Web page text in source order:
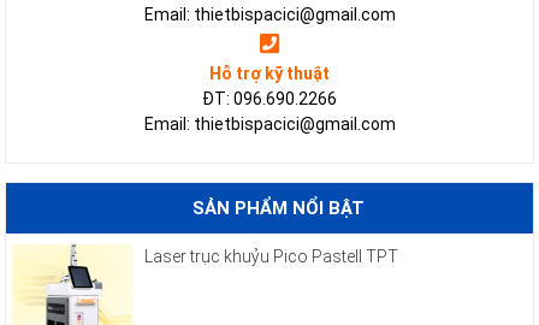
Email: thietbispacici@gmail.com
Hỗ trợ kỹ thuật
ĐT: 096.690.2266
Email: thietbispacici@gmail.com
SẢN PHẨM NỔI BẬT
Laser trục khuỷu Pico Pastell TPT